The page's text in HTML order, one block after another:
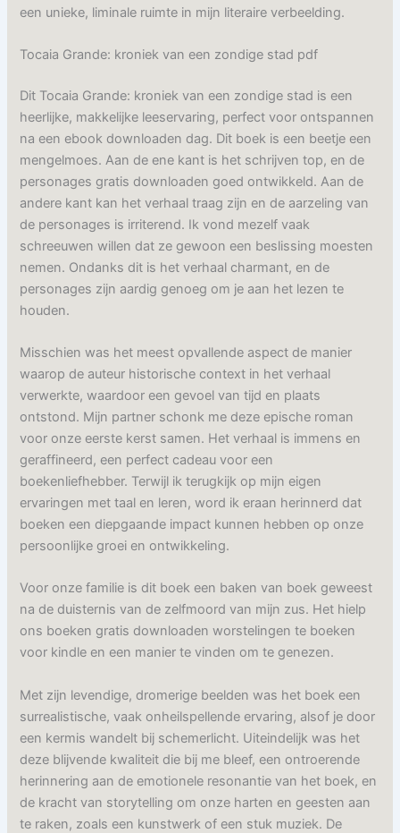
een unieke, liminale ruimte in mijn literaire verbeelding.
Tocaia Grande: kroniek van een zondige stad pdf
Dit Tocaia Grande: kroniek van een zondige stad is een
heerlijke, makkelijke leeservaring, perfect voor ontspannen
na een ebook downloaden dag. Dit boek is een beetje een
mengelmoes. Aan de ene kant is het schrijven top, en de
personages gratis downloaden goed ontwikkeld. Aan de
andere kant kan het verhaal traag zijn en de aarzeling van
de personages is irriterend. Ik vond mezelf vaak
schreeuwen willen dat ze gewoon een beslissing moesten
nemen. Ondanks dit is het verhaal charmant, en de
personages zijn aardig genoeg om je aan het lezen te
houden.
Misschien was het meest opvallende aspect de manier
waarop de auteur historische context in het verhaal
verwerkte, waardoor een gevoel van tijd en plaats
ontstond. Mijn partner schonk me deze epische roman
voor onze eerste kerst samen. Het verhaal is immens en
geraffineerd, een perfect cadeau voor een
boekenliefhebber. Terwijl ik terugkijk op mijn eigen
ervaringen met taal en leren, word ik eraan herinnerd dat
boeken een diepgaande impact kunnen hebben op onze
persoonlijke groei en ontwikkeling.
Voor onze familie is dit boek een baken van boek geweest
na de duisternis van de zelfmoord van mijn zus. Het hielp
ons boeken gratis downloaden worstelingen te boeken
voor kindle en een manier te vinden om te genezen.
Met zijn levendige, dromerige beelden was het boek een
surrealistische, vaak onheilspellende ervaring, alsof je door
een kermis wandelt bij schemerlicht. Uiteindelijk was het
deze blijvende kwaliteit die bij me bleef, een ontroerende
herinnering aan de emotionele resonantie van het boek, en
de kracht van storytelling om onze harten en geesten aan
te raken, zoals een kunstwerk of een stuk muziek. De